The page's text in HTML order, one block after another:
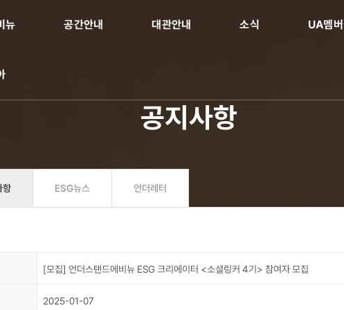
뉴 공간안내 대관안내 소식 UA멤
공지사항
항 ESG뉴스 언더레터
[모집] 언더스탠드에비뉴 ESG 크리에이터 <소셜링커 4기> 참여자 모집
2025-01-07